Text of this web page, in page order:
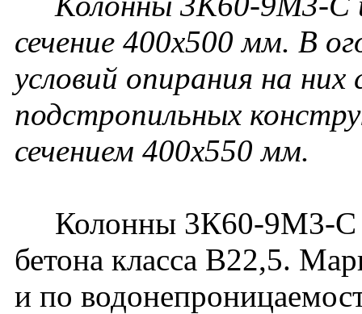
сечение 400х500 мм. В
условий опирания на
подстропильных
сечением 400х550 мм.
Колонны 3К60-9М3-С
бетона класса В22,5.
и по